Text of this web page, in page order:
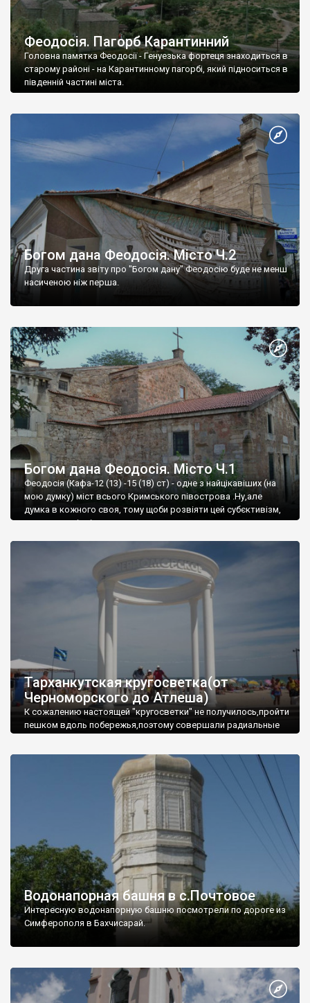
Феодосія. Пагорб Карантинний
Головна памятка Феодосії - Генуезька фортеця знаходиться в
старому районі - на Карантинному пагорбі, який підноситься в
південній частині міста.
Богом дана Феодосія. Місто Ч.2
Друга частина звіту про "Богом дану" Феодосію буде не менш
насиченою ніж перша.
Богом дана Феодосія. Місто Ч.1
Феодосія (Кафа-12 (13) -15 (18) ст) - одне з найцікавіших (на
мою думку) міст всього Кримського півострова .Ну,але
думка в кожного своя, тому щоби розвіяти цей субєктивізм,
запрошую відвідати це
Тарханкутская кругосветка(от
Черноморского до Атлеша)
К сожалению настоящей "кругосветки" не получилось,пройти
пешком вдоль побережья,поэтому совершали радиальные
Водонапорная башня в с.Почтовое
Интересную водонапорную башню посмотрели по дороге из
Симферополя в Бахчисарай.